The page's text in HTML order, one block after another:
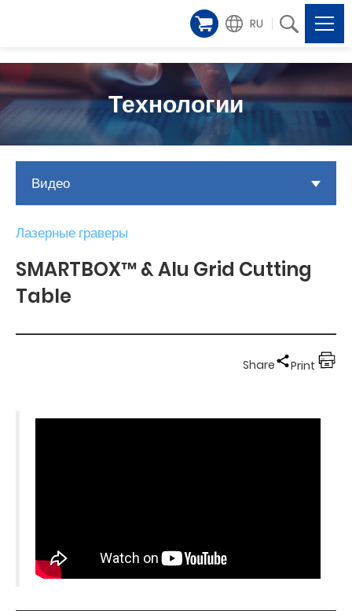
RU
Технологии
Видео
Лазерные граверы
SMARTBOX™ & Alu Grid Cutting
Table
Share Print